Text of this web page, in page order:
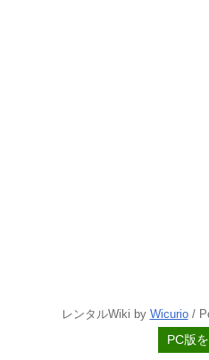
レンタルWiki by Wicurio/
PC版